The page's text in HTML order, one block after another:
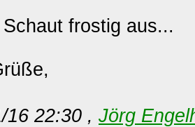
frostig aus...
16 22:30 , Jörg